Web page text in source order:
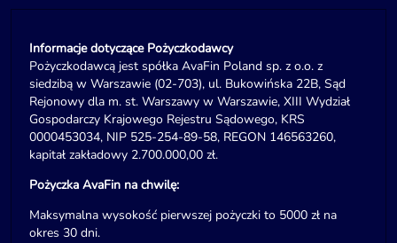
Informacje dotyczące Pożyczkodawcy
Pożyczkodawcą jest spółka AvaFin Poland sp. z o.o. z
siedzibą w Warszawie (02-703), ul. Bukowińska 22B, Sąd
Rejonowy dla m. st. Warszawy w Warszawie, XIII Wydział
Gospodarczy Krajowego Rejestru Sądowego, KRS
0000453034, NIP 525-254-89-58, REGON 146563260,
kapitał zakładowy 2.700.000,00 zł.
Pożyczka AvaFin na chwilę:
Maksymalna wysokość pierwszej pożyczki to 5000 zł na
okres 30 dni.